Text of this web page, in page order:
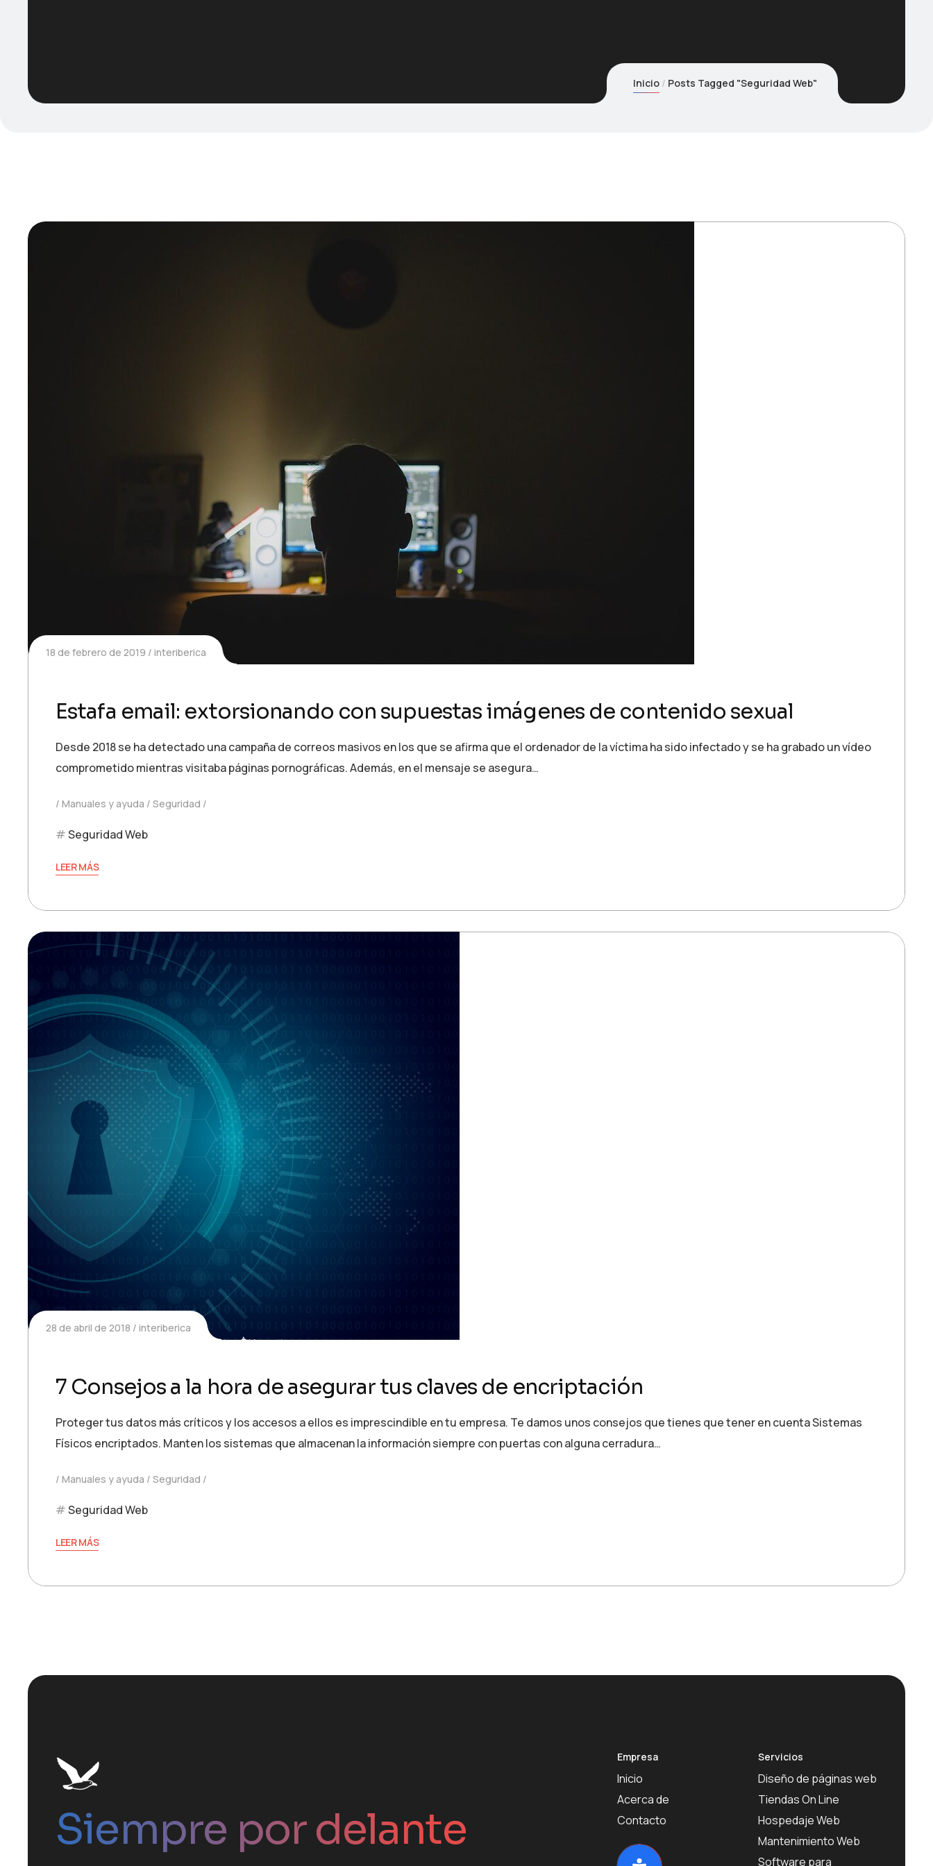
Inicio Posts Tagged "Seguridad Web"
18 de febrero de 2019 interiberica
Estafa email: extorsionando con supuestas imágenes de contenido sexual
Desde 2018 se ha detectado una campaña de correos masivos en los que se afirma que el ordenador de la víctima ha sido infectado y se ha grabado un vídeo
comprometido mientras visitaba páginas pornográficas. Además, en el mensaje se asegura…
Manuales y ayuda Seguridad
Seguridad Web
LEER MÁS
28 de abril de 2018 interiberica
7 Consejos a la hora de asegurar tus claves de encriptación
Proteger tus datos más críticos y los accesos a ellos es imprescindible en tu empresa. Te damos unos consejos que tienes que tener en cuenta Sistemas
Físicos encriptados. Manten los sistemas que almacenan la información siempre con puertas con alguna cerradura…
Manuales y ayuda Seguridad
Seguridad Web
LEER MÁS
Siempre por delante
Empresa
Inicio
Acerca de
Contacto
Servicios
Diseño de páginas web
Tiendas On Line
Hospedaje Web
Mantenimiento Web
Software para